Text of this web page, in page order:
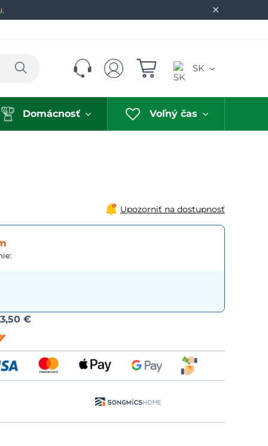
✕
Hľadať SK
Domácnosť Voľný čas
Upozorniť na dostupnosť
3,50 €